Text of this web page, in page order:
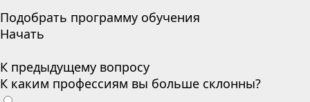
Подобрать программу обучения
Начать
К предыдущему вопросу
К каким профессиям вы больше склонны?